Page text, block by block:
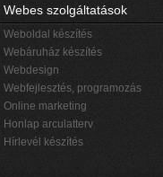
Webes szolgáltatások
Weboldal készítés
Webáruház készítés
Webdesign
Webfejlesztés, programozás
Online marketing
Honlap arculatterv
Hírlevél készítés